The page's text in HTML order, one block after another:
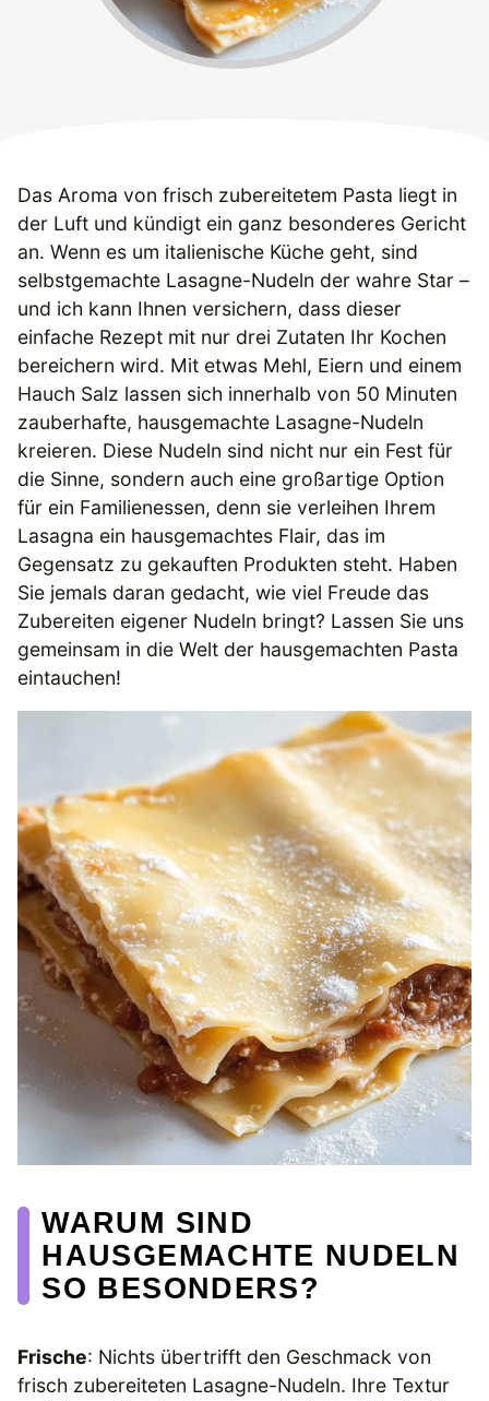
Das Aroma von frisch zubereitetem Pasta liegt in
der Luft und kündigt ein ganz besonderes Gericht
an. Wenn es um italienische Küche geht, sind
selbstgemachte Lasagne-Nudeln der wahre Star –
und ich kann Ihnen versichern, dass dieser
einfache Rezept mit nur drei Zutaten Ihr Kochen
bereichern wird. Mit etwas Mehl, Eiern und einem
Hauch Salz lassen sich innerhalb von 50 Minuten
zauberhafte, hausgemachte Lasagne-Nudeln
kreieren. Diese Nudeln sind nicht nur ein Fest für
die Sinne, sondern auch eine großartige Option
für ein Familienessen, denn sie verleihen Ihrem
Lasagna ein hausgemachtes Flair, das im
Gegensatz zu gekauften Produkten steht. Haben
Sie jemals daran gedacht, wie viel Freude das
Zubereiten eigener Nudeln bringt? Lassen Sie uns
gemeinsam in die Welt der hausgemachten Pasta
eintauchen!
WARUM SIND
HAUSGEMACHTE NUDELN
SO BESONDERS?
Frische: Nichts übertrifft den Geschmack von
frisch zubereiteten Lasagne-Nudeln. Ihre Textur